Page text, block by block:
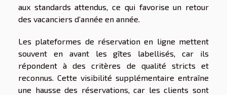
aux standards attendus, ce qui favorise un retour
des vacanciers d’année en année.
Les plateformes de réservation en ligne mettent
souvent en avant les gîtes labellisés, car ils
répondent à des critères de qualité stricts et
reconnus. Cette visibilité supplémentaire entraîne
une hausse des réservations, car les clients sont